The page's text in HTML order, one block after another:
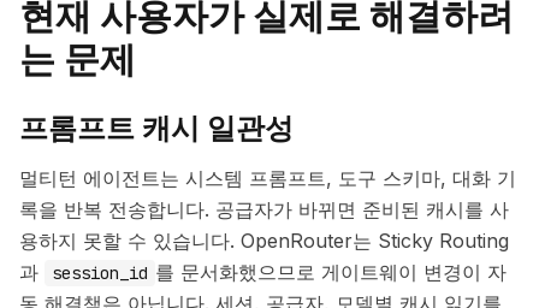
현재 사용자가 실제로 해결하려
는 문제
프롬프트 캐시 일관성
멀티턴 에이전트는 시스템 프롬프트, 도구 스키마, 대화 기
록을 반복 전송합니다. 공급자가 바뀌면 준비된 캐시를 사
용하지 못할 수 있습니다. OpenRouter는 Sticky Routing
과
session_id 를 문서화했으므로 게이트웨이 변경이 자
동 해결책은 아닙니다. 세션, 공급자, 모델별 캐시 읽기를